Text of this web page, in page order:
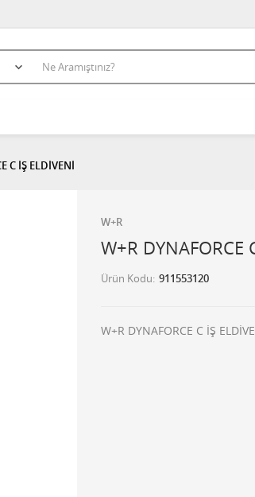
C İŞ ELDİVENİ
W+R
W+R DYNAFORCE
Ürün Kodu 911553120
W+R DYNAFORCE C İŞ